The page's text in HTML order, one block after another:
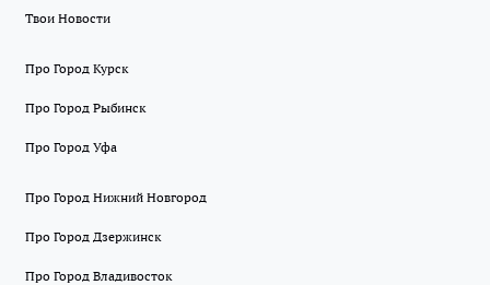
Твои Новости
Про Город Курск
Про Город Рыбинск
Про Город Уфа
Про Город Нижний Новгород
Про Город Дзержинск
Про Город Владивосток